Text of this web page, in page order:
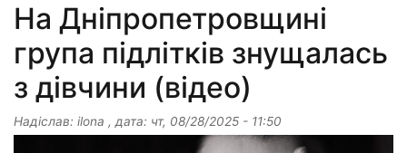
На Дніпропетровщині
група підлітків знущалась
з дівчини (відео)
Надіслав: ilona , дата: чт, 08/28/2025 - 11:50